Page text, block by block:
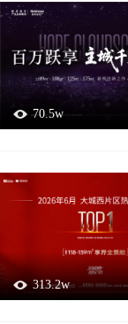
70.5w
313.2w